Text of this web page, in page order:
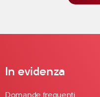
In evidenza
Domande frequenti